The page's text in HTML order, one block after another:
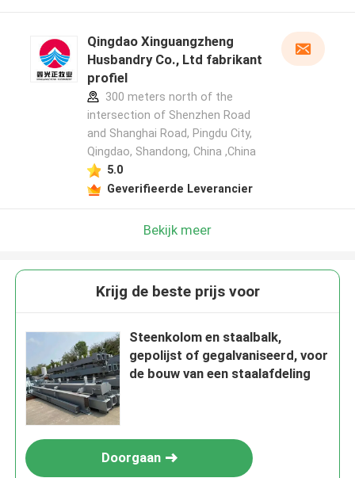
Qingdao Xinguangzheng
Husbandry Co., Ltd fabrikant
profiel
300 meters north of the
intersection of Shenzhen Road
and Shanghai Road, Pingdu City,
Qingdao, Shandong, China ,China
5.0
Geverifieerde Leverancier
Bekijk meer
Krijg de beste prijs voor
Steenkolom en staalbalk,
gepolijst of gegalvaniseerd, voor
de bouw van een staalafdeling
Doorgaan